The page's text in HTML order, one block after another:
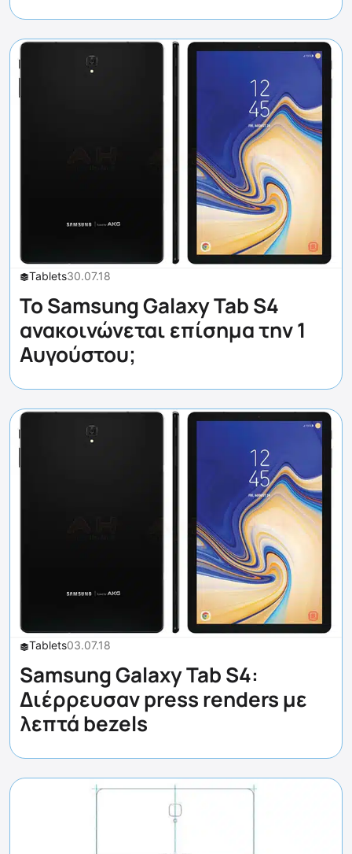
Tablets30.07.18
Το Samsung Galaxy Tab S4
ανακοινώνεται επίσημα την 1
Αυγούστου;
Tablets03.07.18
Samsung Galaxy Tab S4:
Διέρρευσαν press renders με
λεπτά bezels